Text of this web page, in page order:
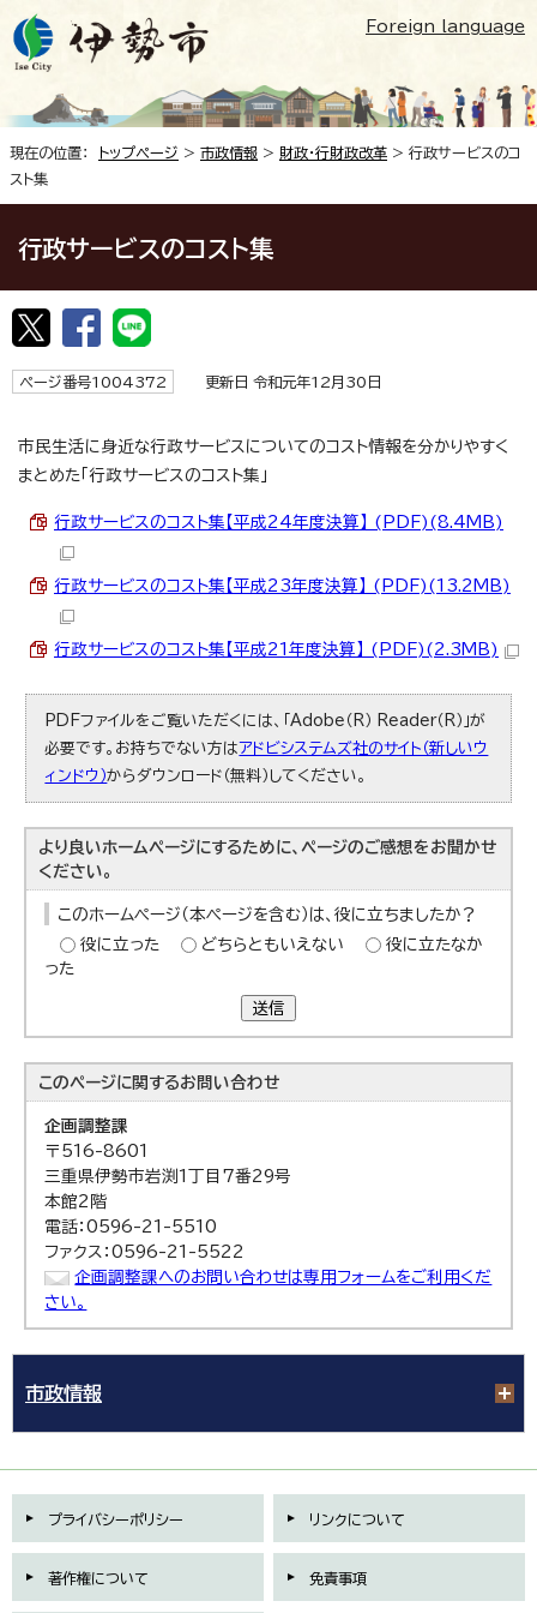
Foreign language
現在の位置： トップページ > 市政情報 > 財政・行財政改革 > 行政サービスのコ
スト集
行政サービスのコスト集
ページ番号1004372 更新日 令和元年12月30日
市民生活に身近な行政サービスについてのコスト情報を分かりやすく
まとめた「行政サービスのコスト集」
行政サービスのコスト集【平成24年度決算】 (PDF)(8.4MB)
行政サービスのコスト集【平成23年度決算】 (PDF)(13.2MB)
行政サービスのコスト集【平成21年度決算】 (PDF)(2.3MB)
PDFファイルをご覧いただくには、「Adobe（R） Reader（R）」が
必要です。お持ちでない方は アドビシステムズ社のサイト（新しいウ
ィンドウ）からダウンロード（無料）してください。
より良いホームページにするために、ページのご感想をお聞かせ
ください。
このホームページ（本ページを含む）は、役に立ちましたか？
役に立った
どちらともいえない
役に立たなか
った
送信
このページに関するお問い合わせ
企画調整課
〒516-8601
三重県伊勢市岩渕1丁目7番29号
本館2階
電話：0596-21-5510
ファクス：0596-21-5522
企画調整課へのお問い合わせは専用フォームをご利用くだ
さい。
市政情報
プライバシーポリシー リンクについて
著作権について 免責事項